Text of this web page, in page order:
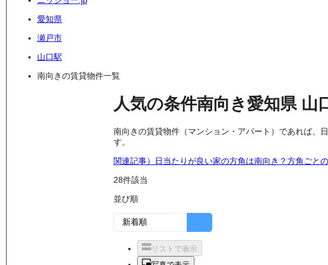
愛知県
瀬戸市
山口駅
南向きの賃貸物件一覧
人気の条件南向き愛知県 山
南向きの賃貸物件（マンション・アパート）であれば、
す。
関連記事）日当たりが良い家の方角は南向き？方角ごと
28件該当
並び順
リストで表示